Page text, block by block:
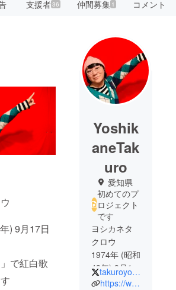
支援者36 仲間募集 1 コメント
) 9月17日
で紅白歌
Yoshik
aneTak
uro
愛知県
初めてのプ
ロジェクト
です
ヨシカネタ
クロウ
1974年 (昭和
49年) 9月17
日生まれ
takuroyoshikane
https://www.yoshikanetakuro.com/